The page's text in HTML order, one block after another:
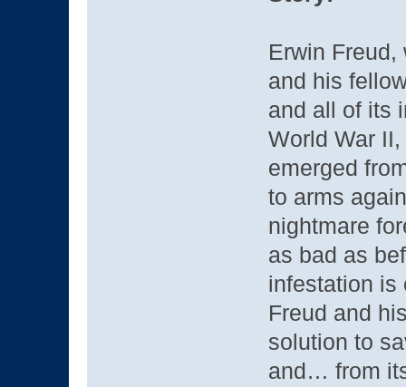
Erwin
and his
and all of its
World War
emerged
to arms
nightmare
as bad as
infestation is
Freud and
solution to
and… from